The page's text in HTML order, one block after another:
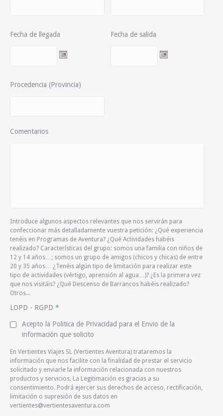
Fecha de llegada Fecha de salida
Procedencia (Provincia)
Comentarios
Introduce algunos aspectos relevantes que nos servirán para
confeccionar más detalladamente vuestra petición: ¿Qué experiencia
tenéis en Programas de Aventura? ¿Qué Actividades habéis
realizado? Características del grupo: somos una familia con niños de
12 y 14 años…; somos un grupo de amigos (chicos y chicas) de entre
20 y 35 años… ¿Tenéis algún tipo de limitación para realizar este
tipo de actividades (vértigo, aprensión al agua…)? ¿Es la primera vez
que nos visitáis? ¿Qué Descenso de Barrancos habéis realizado?
Otros...
LOPD - RGPD *
Acepto la Politica de Privacidad para el Envio de la
información que solicito
En Vertientes Viajes SL (Vertientes Aventura) trataremos la
información que nos facilite con la finalidad de prestar el servicio
solicitado y enviarle la información relacionada con nuestros
productos y servicios. La Legitimación es gracias a su
consentimiento. Podrá ejercer sus derechos de acceso, rectificación,
limitación o supresión de sus datos en
vertientes@vertientesaventura.com